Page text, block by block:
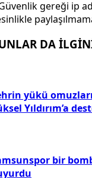
gereği ip
DA
yükü
Yıldırım’a
bir